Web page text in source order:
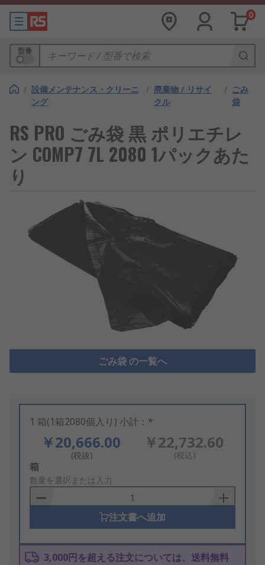
0
型番
/ 設備メンテナンス・クリーニ
ング
/ 廃棄物 / リサイ
クル
/ ごみ
袋
RS PRO ごみ袋 黒 ポリエチレ
ン COMP7 7L 2080 1パックあた
り
ごみ袋 の一覧へ
1 箱(1箱2080個入り) 小計：*
￥20,666.00
(税抜)
￥22,732.60
(税込)
Add
to
Basket
箱
数量を選択または入力
注文書へ追加
3,000円を超える注文については、送料無料